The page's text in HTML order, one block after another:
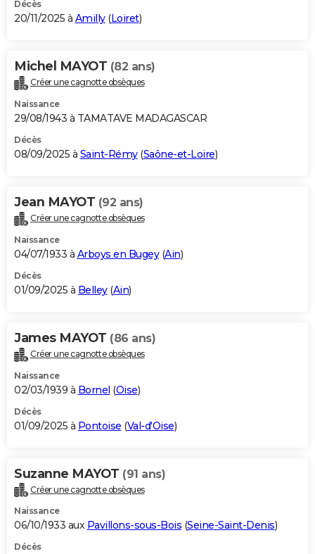
Décès
20/11/2025 à Amilly(Loiret)
Michel MAYOT (82 ans)
Créer une cagnotte obsèques
Naissance
29/08/1943 à TAMATAVE MADAGASCAR
Décès
08/09/2025 à Saint-Rémy(Saône-et-Loire)
Jean MAYOT (92 ans)
Créer une cagnotte obsèques
Naissance
04/07/1933 à Arboys en Bugey(Ain)
Décès
01/09/2025 à Belley(Ain)
James MAYOT (86 ans)
Créer une cagnotte obsèques
Naissance
02/03/1939 à Bornel (Oise)
Décès
01/09/2025 à Pontoise (Val-d'Oise)
Suzanne MAYOT (91 ans)
Créer une cagnotte obsèques
Naissance
06/10/1933 aux Pavillons-sous-Bois (Seine-Saint-Denis)
Décès